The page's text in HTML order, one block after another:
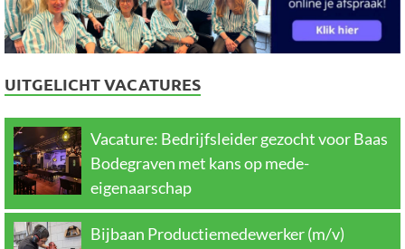
UITGELICHT VACATURES
Vacature: Bedrijfsleider gezocht voor Baas
Bodegraven met kans op mede-
eigenaarschap
Bijbaan Productiemedewerker (m/v)